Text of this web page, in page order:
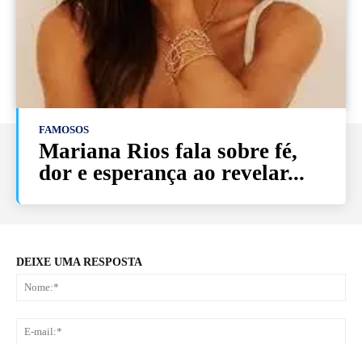
FAMOSOS
Mariana Rios fala sobre fé,
dor e esperança ao revelar...
DEIXE UMA RESPOSTA